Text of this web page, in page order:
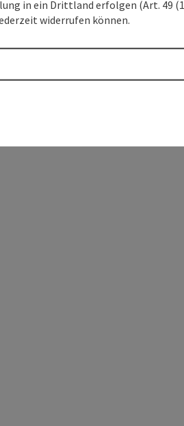
in ein Drittland erfolgen (Art. 49
widerrufen können.